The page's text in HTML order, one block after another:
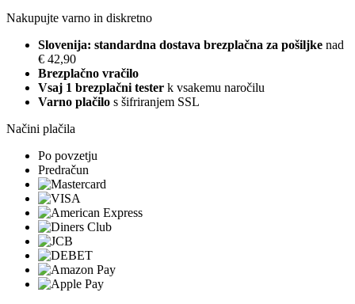
Nakupujte varno in diskretno
Slovenija: standardna dostava brezplačna za pošiljke nad
€ 42,90
Brezplačno vračilo
Vsaj 1 brezplačni tester k vsakemu naročilu
Varno plačilo s šifriranjem SSL
Načini plačila
Po povzetju
Predračun